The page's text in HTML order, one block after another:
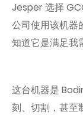
Jesper 选择
公司使用该机器
知道它是满足我
这台机器是
刻、切割，甚至